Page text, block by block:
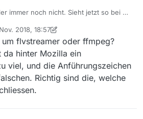
immer noch nicht. Sieht jetzt so bei mir
2018, 18:57
Cloud911. Sept. 2018, 20:14
um flvstreamer oder ffmpeg?
da hinter Mozilla ein
viel, und die Anführungszeichen
Richtig sind die, welche